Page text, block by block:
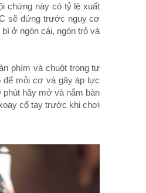
chứng này có tỷ lệ xuất
sẽ đứng trước nguy cơ
ở ngón cái, ngón trỏ và
phím và chuột trong tư
để mỏi cơ và gây áp lực
phút hãy mở và nắm bàn
cổ tay trước khi chơi